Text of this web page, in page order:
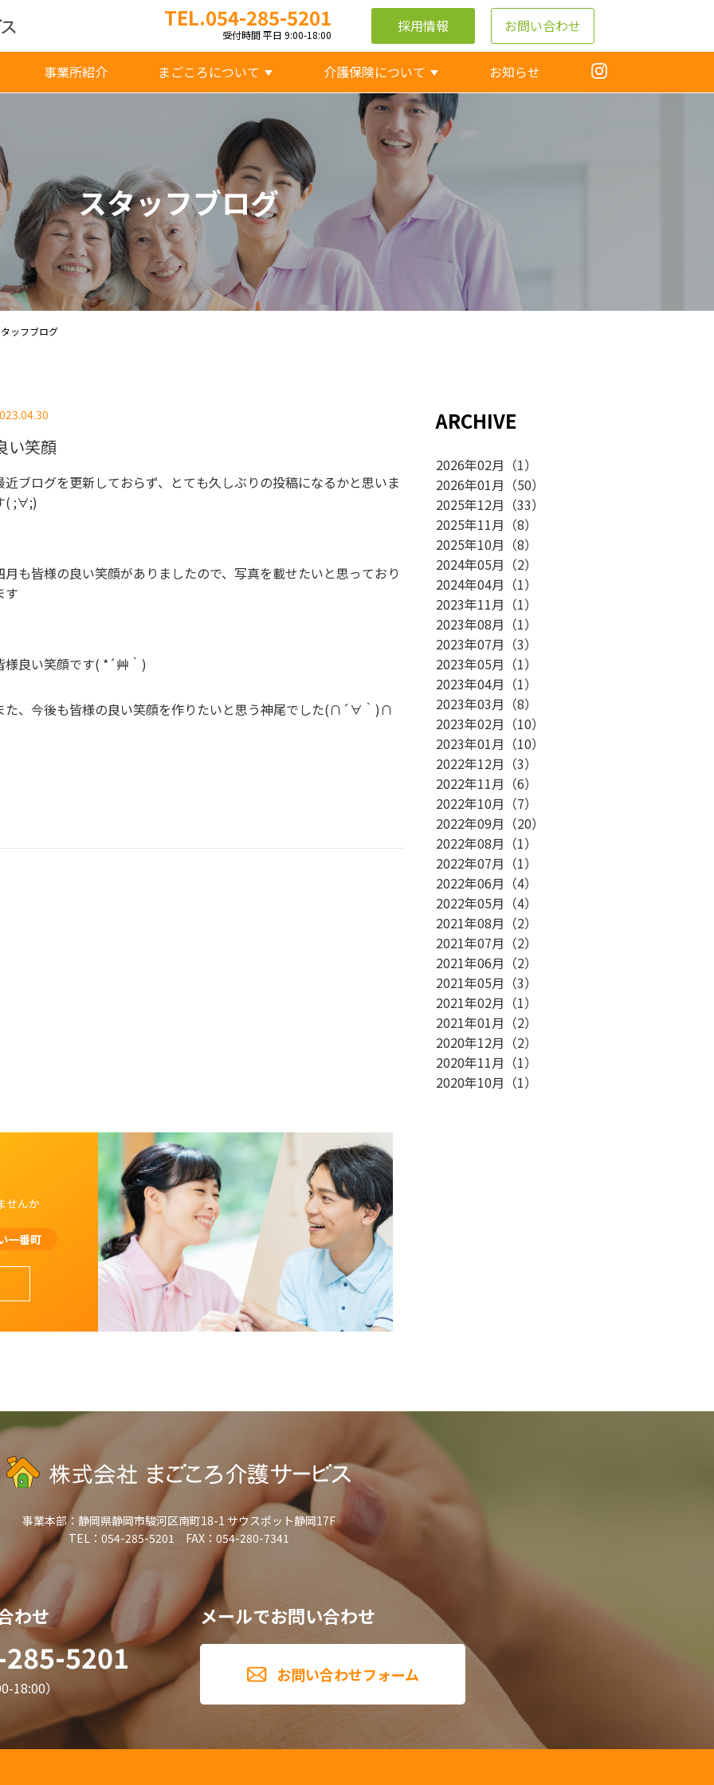
TEL.054-285-5201
受付時間 平日 9:00-18:00 採用情報 お問い合わせ
事業所紹介 まごころについて 介護保険について お知らせ
スタッフブログ
ッフブログ
い笑顔
近ブログを更新しておらず、とても久しぶりの投稿になるかと思いま
( ;∀;)
月も皆様の良い笑顔がありましたので、写真を載せたいと思っており
す
様良い笑顔です( *´艸｀)
た、今後も皆様の良い笑顔を作りたいと思う神尾でした(∩´∀｀)∩
ARCHIVE
2026年02月 （1）
2026年01月 （50）
2025年12月 （33）
2025年11月 （8）
2025年10月 （8）
2024年05月 （2）
2024年04月 （1）
2023年11月 （1）
2023年08月 （1）
2023年07月 （3）
2023年05月 （1）
2023年04月 （1）
2023年03月 （8）
2023年02月 （10）
2023年01月 （10）
2022年12月 （3）
2022年11月 （6）
2022年10月 （7）
2022年09月 （20）
2022年08月 （1）
2022年07月 （1）
2022年06月 （4）
2022年05月 （4）
2021年08月 （2）
2021年07月 （2）
2021年06月 （2）
2021年05月 （3）
2021年02月 （1）
2021年01月 （2）
2020年12月 （2）
2020年11月 （1）
2020年10月 （1）
せんか
一番町
事業本部： 静岡県静岡市駿河区南町18-1 サウスポット静岡17F
TEL：054-285-5201 FAX：054-280-7341
わせ
5201
18:00）
メールでお問い合わせ
お問い合わせフォーム